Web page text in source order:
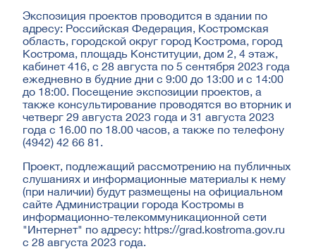
Экспозиция проектов проводится в здании по
адресу: Российская Федерация, Костромская
область, городской округ город Кострома, город
Кострома, площадь Конституции, дом 2, 4 этаж,
кабинет 416, с 28 августа по 5 сентября 2023 года
ежедневно в будние дни с 9:00 до 13:00 и с 14:00
до 18:00. Посещение экспозиции проектов, а
также консультирование проводятся во вторник и
четверг 29 августа 2023 года и 31 августа 2023
года с 16.00 по 18.00 часов, а также по телефону
(4942) 42 66 81.
Проект, подлежащий рассмотрению на публичных
слушаниях и информационные материалы к нему
(при наличии) будут размещены на официальном
сайте Администрации города Костромы в
информационно-телекоммуникационной сети
"Интернет" по адресу: https://grad.kostroma.gov.ru
с 28 августа 2023 года.